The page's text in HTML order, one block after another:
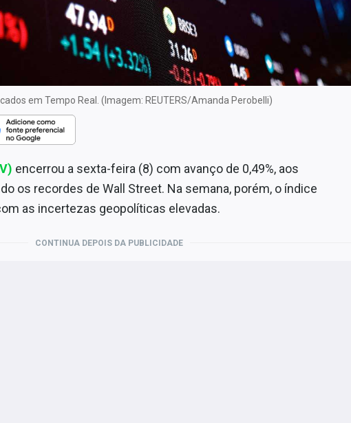
em Tempo Real. (Imagem: REUTERS/Amanda Perobelli)
encerrou a sexta-feira (8) com avanço de 0,49%, aos
os recordes de Wall Street. Na semana, porém, o índice
as incertezas geopolíticas elevadas.
CONTINUA DEPOIS DA PUBLICIDADE